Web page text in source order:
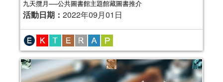
九天攬月──公共圖書館主題館藏圖書推介
活動日期： 2022年09月01日